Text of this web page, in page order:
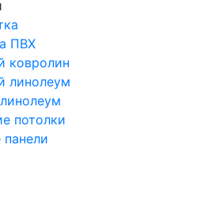
ПВХ
ковролин
линолеум
потолки
панели